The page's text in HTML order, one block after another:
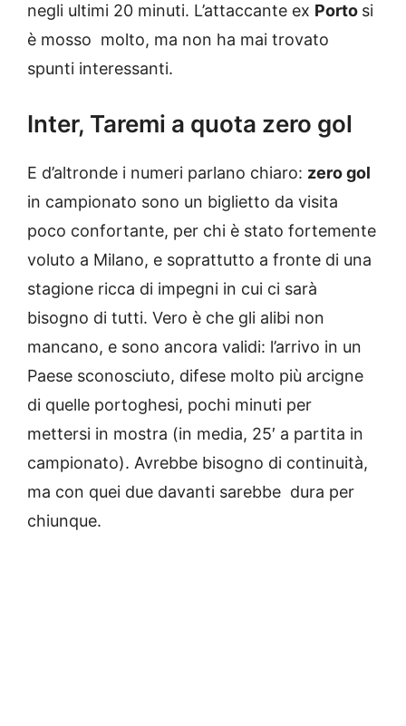
negli ultimi 20 minuti. L’attaccante ex Porto si
è mosso molto, ma non ha mai trovato
spunti interessanti.
Inter, Taremi a quota zero gol
E d’altronde i numeri parlano chiaro: zero gol
in campionato sono un biglietto da visita
poco confortante, per chi è stato fortemente
voluto a Milano, e soprattutto a fronte di una
stagione ricca di impegni in cui ci sarà
bisogno di tutti. Vero è che gli alibi non
mancano, e sono ancora validi: l’arrivo in un
Paese sconosciuto, difese molto più arcigne
di quelle portoghesi, pochi minuti per
mettersi in mostra (in media, 25′ a partita in
campionato). Avrebbe bisogno di continuità,
ma con quei due davanti sarebbe dura per
chiunque.